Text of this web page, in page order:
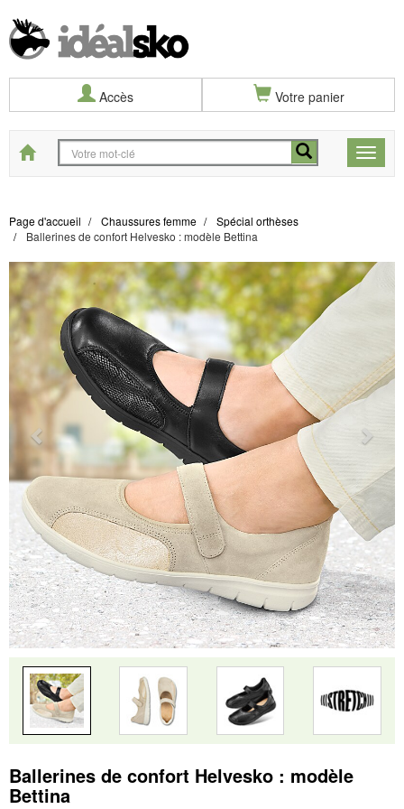
Accès Votre panier
Toggle
Start
Page d'accueil Chaussures femme
Spécial orthèses
Ballerines de confort Helvesko : modèle Bettina
Ballerines de confort Helvesko : modèle
Bettina